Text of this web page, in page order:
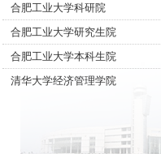
合肥工业大学科研院
合肥工业大学研究生院
合肥工业大学本科生院
清华大学经济管理学院